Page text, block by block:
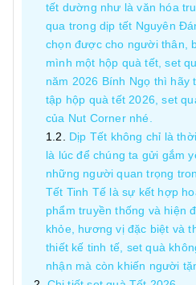
tết dường như là văn hóa
qua trong dịp tết Nguyên
chọn được cho người thân,
mình một hộp quà tết, set
năm 2026 Bính Ngọ thì hãy
tập hộp quà tết 2026, set
của Nut Corner nhé.
Dịp Tết không chỉ là
là lúc để chúng ta gửi gắm
những người quan trọng
Tết Tinh Tế là sự kết hợp
phẩm truyền thống và hiện
khỏe, hương vị đặc biệt và
thiết kế tinh tế, set quà
nhận mà còn khiến người